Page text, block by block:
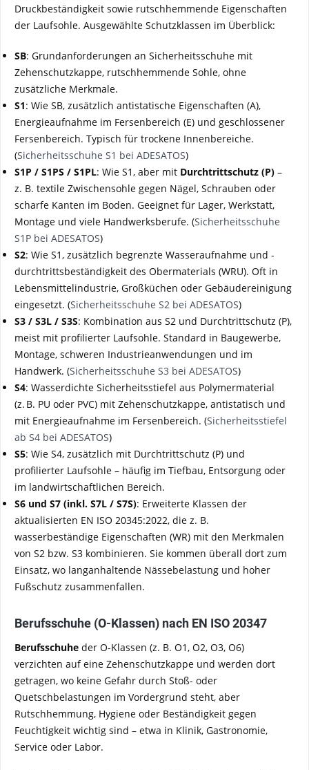
Druckbeständigkeit sowie rutschhemmende Eigenschaften
der Laufsohle. Ausgewählte Schutzklassen im Überblick:
SB: Grundanforderungen an Sicherheitsschuhe mit
Zehenschutzkappe, rutschhemmende Sohle, ohne
zusätzliche Merkmale.
S1: Wie SB, zusätzlich antistatische Eigenschaften (A),
Energieaufnahme im Fersenbereich (E) und geschlossener
Fersenbereich. Typisch für trockene Innenbereiche.
(Sicherheitsschuhe S1 bei ADESATOS)
S1P / S1PS / S1PL: Wie S1, aber mit Durchtrittschutz (P) –
z. B. textile Zwischensohle gegen Nägel, Schrauben oder
scharfe Kanten im Boden. Geeignet für Lager, Werkstatt,
Montage und viele Handwerksberufe. (Sicherheitsschuhe
S1P bei ADESATOS)
S2: Wie S1, zusätzlich begrenzte Wasseraufnahme und -
durchtrittsbeständigkeit des Obermaterials (WRU). Oft in
Lebensmittelindustrie, Großküchen oder Gebäudereinigung
eingesetzt. (Sicherheitsschuhe S2 bei ADESATOS)
S3 / S3L / S3S: Kombination aus S2 und Durchtrittschutz (P),
meist mit profilierter Laufsohle. Standard in Baugewerbe,
Montage, schweren Industrieanwendungen und im
Handwerk. (Sicherheitsschuhe S3 bei ADESATOS)
S4: Wasserdichte Sicherheitsstiefel aus Polymermaterial
(z. B. PU oder PVC) mit Zehenschutzkappe, antistatisch und
mit Energieaufnahme im Fersenbereich. (Sicherheitsstiefel
ab S4 bei ADESATOS)
S5: Wie S4, zusätzlich mit Durchtrittschutz (P) und
profilierter Laufsohle – häufig im Tiefbau, Entsorgung oder
im landwirtschaftlichen Bereich.
S6 und S7 (inkl. S7L / S7S): Erweiterte Klassen der
aktualisierten EN ISO 20345:2022, die z. B.
wasserbeständige Eigenschaften (WR) mit den Merkmalen
von S2 bzw. S3 kombinieren. Sie kommen überall dort zum
Einsatz, wo langanhaltende Nässebelastung und hoher
Fußschutz zusammenfallen.
Berufsschuhe (O-Klassen) nach EN ISO 20347
Berufsschuhe der O-Klassen (z. B. O1, O2, O3, O6)
verzichten auf eine Zehenschutzkappe und werden dort
getragen, wo keine Gefahr durch Stoß- oder
Quetschbelastungen im Vordergrund steht, aber
Rutschhemmung, Hygiene oder Beständigkeit gegen
Feuchtigkeit wichtig sind – etwa in Klinik, Gastronomie,
Service oder Labor.